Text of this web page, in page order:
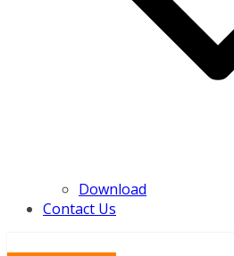
Download
Contact Us